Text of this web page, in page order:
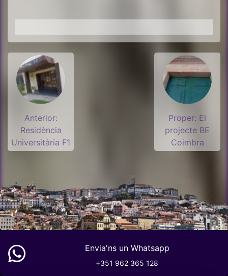
Anterior:
Residència
Universitària F1
Proper: El
projecte BE
Coimbra
Envia'ns un Whatsapp
+351 962 365 128